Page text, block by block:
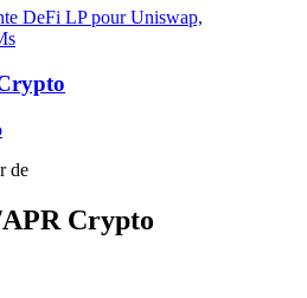
DeFi LP pour Uniswap,
de
Crypto